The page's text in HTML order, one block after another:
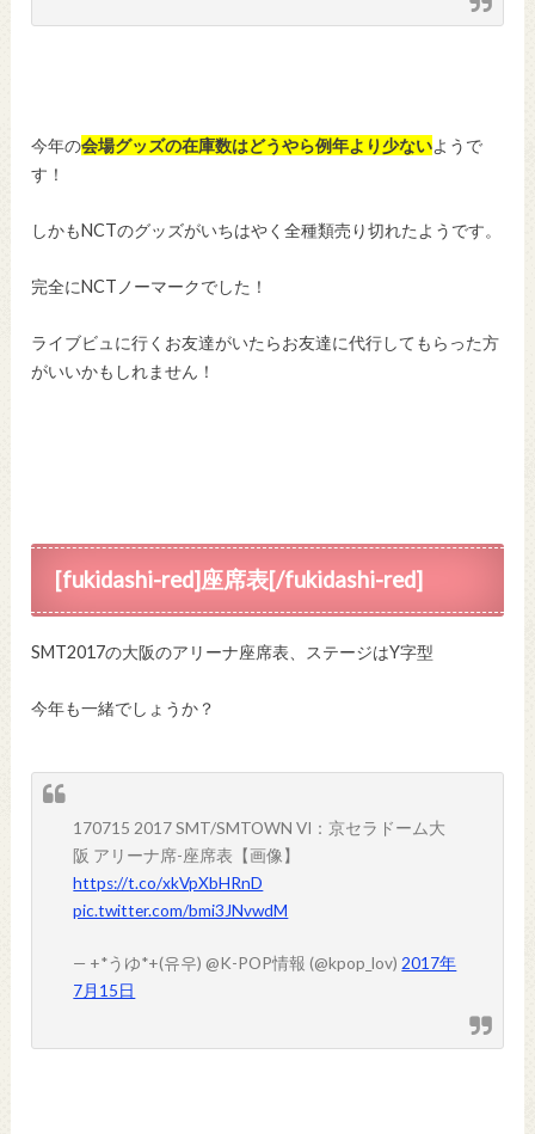
今年の会場グッズの在庫数はどうやら例年より少ないようで
す！
しかもNCTのグッズがいちはやく全種類売り切れたようです。
完全にNCTノーマークでした！
ライブビュに行くお友達がいたらお友達に代行してもらった方
がいいかもしれません！
[fukidashi-red]座席表[/fukidashi-red]
SMT2017の大阪のアリーナ座席表、ステージはY字型
今年も一緒でしょうか？
170715 2017 SMT/SMTOWN VI：京セラドーム大
阪 アリーナ席-座席表【画像】
https://t.co/xkVpXbHRnD
pic.twitter.com/bmi3JNvwdM
— +*うゆ*+(유우) @K-POP情報 (@kpop_lov)2017年
7月15日